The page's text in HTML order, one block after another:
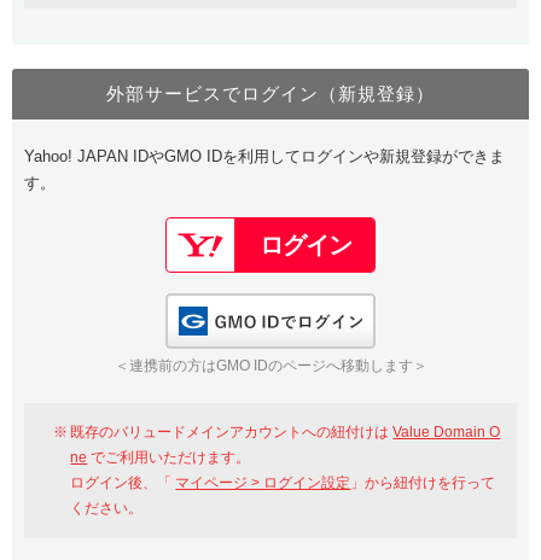
Value Domain Oneにログイン
Google
GMO ID Amazon
※AmazonはValue Domain Oneのログイン画面へ遷移します
Value Domain Oneアカウント作成
以下でも登録可能
Google Yahoo!
GMO ID
外部サービスでログイン（新規登録）
Yahoo! JAPAN IDやGMO IDを利用してログインや新規登録ができま
す。
＜連携前の方はGMO IDのページへ移動します＞
既存のバリュードメインアカウントへの紐付けはValue Domain O
ne でご利用いただけます。
ログイン後、「 マイページ > ログイン設定 」から紐付けを行って
ください。